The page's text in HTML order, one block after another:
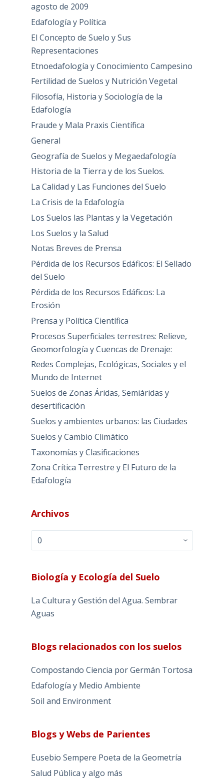
agosto de 2009
Edafología y Política
El Concepto de Suelo y Sus
Representaciones
Etnoedafología y Conocimiento Campesino
Fertilidad de Suelos y Nutrición Vegetal
Filosofía, Historia y Sociología de la
Edafología
Fraude y Mala Praxis Científica
General
Geografía de Suelos y Megaedafología
Historia de la Tierra y de los Suelos.
La Calidad y Las Funciones del Suelo
La Crisis de la Edafología
Los Suelos las Plantas y la Vegetación
Los Suelos y la Salud
Notas Breves de Prensa
Pérdida de los Recursos Edáficos: El Sellado
del Suelo
Pérdida de los Recursos Edáficos: La
Erosión
Prensa y Política Científica
Procesos Superficiales terrestres: Relieve,
Geomorfología y Cuencas de Drenaje:
Redes Complejas, Ecológicas, Sociales y el
Mundo de Internet
Suelos de Zonas Áridas, Semiáridas y
desertificación
Suelos y ambientes urbanos: las Ciudades
Suelos y Cambio Climático
Taxonomías y Clasificaciones
Zona Crítica Terrestre y El Futuro de la
Edafología
Archivos
Archivos
Biología y Ecología del Suelo
La Cultura y Gestión del Agua. Sembrar
Aguas
Blogs relacionados con los suelos
Compostando Ciencia por Germán Tortosa
Edafología y Medio Ambiente
Soil and Environment
Blogs y Webs de Parientes
Eusebio Sempere Poeta de la Geometría
Salud Pública y algo más